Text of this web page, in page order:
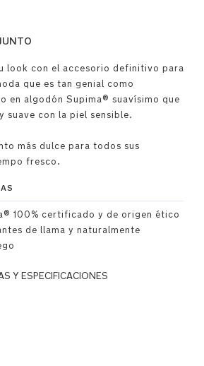
look con el accesorio definitivo para
que es tan genial como
en algodón Supima® suavísimo que
suave con la piel sensible.
más dulce para todos sus
fresco.
100% certificado y de origen ético
de llama y naturalmente
Y ESPECIFICACIONES